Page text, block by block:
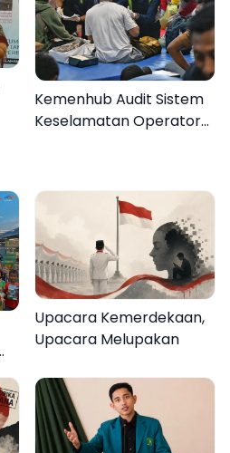
Kemenhub Audit Sistem
Keselamatan Operator
Upacara Kemerdekaan,
Upacara Melupakan